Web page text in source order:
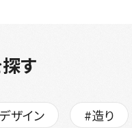
ジ
す
ザイン #造り